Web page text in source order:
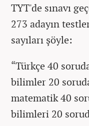
TYT'de sınavı
273 adayın
sayıları şöyle:
“Türkçe 40
bilimler 20
matematik 40
bilimleri 20